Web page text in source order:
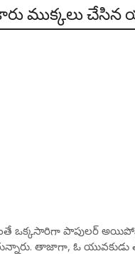
కారు ముక్కలు
ఒక్కసారిగా పాపులర్
తాజాగా, ఓ యువకుడు